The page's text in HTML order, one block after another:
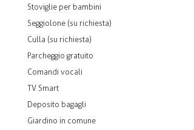
Stoviglie per bambini
Seggiolone (su richiesta)
Culla (su richiesta)
Parcheggio gratuito
Comandi vocali
TV Smart
Deposito bagagli
Giardino in comune